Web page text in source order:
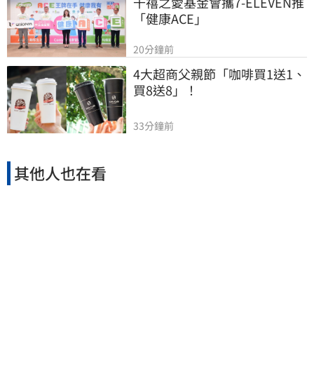
「健康ACE」
20分鐘前
4大超商父親節「咖啡買1送1、
買8送8」！
33分鐘前
其他人也在看